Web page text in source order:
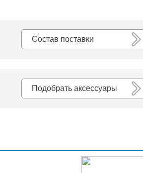
Состав поставки
Подобрать аксессуары